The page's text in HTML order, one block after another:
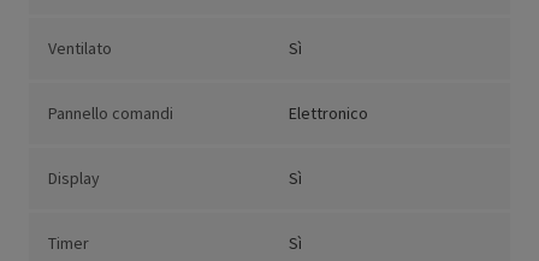
Ventilato Sì
Pannello comandi Elettronico
Display Sì
Timer Sì